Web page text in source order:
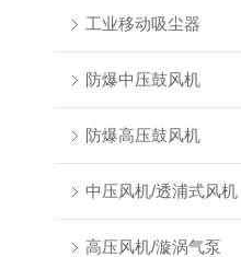
工业移动吸尘器
防爆中压鼓风机
防爆高压鼓风机
中压风机/透浦式风机
高压风机/漩涡气泵